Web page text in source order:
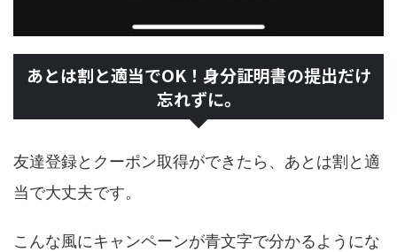
あとは割と適当でOK！身分証明書の提出だけ
忘れずに。
友達登録とクーポン取得ができたら、あとは割と適
当で大丈夫です。
こんな風にキャンペーンが青文字で分かるようにな